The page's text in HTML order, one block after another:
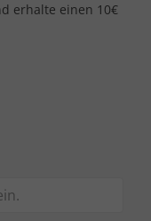
erhalte einen 10€